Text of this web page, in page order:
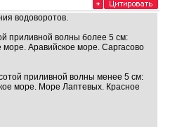
водоворотов.
приливной волны более 5 см:
Аравийское море. Саргасово
приливной волны менее 5 см:
море. Море Лаптевых. Красное